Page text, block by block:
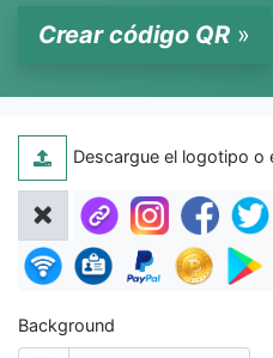
Crear código QR »
Descargue el logotipo o
Background